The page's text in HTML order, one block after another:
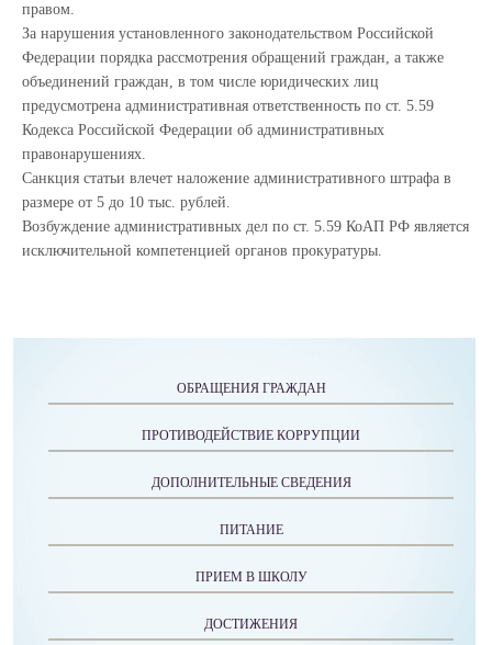
правом.
За нарушения установленного законодательством Российской
Федерации порядка рассмотрения обращений граждан, а также
объединений граждан, в том числе юридических лиц
предусмотрена административная ответственность по ст. 5.59
Кодекса Российской Федерации об административных
правонарушениях.
Санкция статьи влечет наложение административного штрафа в
размере от 5 до 10 тыс. рублей.
Возбуждение административных дел по ст. 5.59 КоАП РФ является
исключительной компетенцией органов прокуратуры.
ОБРАЩЕНИЯ ГРАЖДАН
ПРОТИВОДЕЙСТВИЕ КОРРУПЦИИ
ДОПОЛНИТЕЛЬНЫЕ СВЕДЕНИЯ
ПИТАНИЕ
ПРИЕМ В ШКОЛУ
ДОСТИЖЕНИЯ